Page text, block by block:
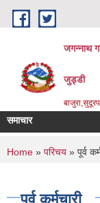
Skip to main content
जगन्नाथ
जुड्डी
समाचार
You are
Home » परिचय » पूर्व
पूर्व कर्मचारी